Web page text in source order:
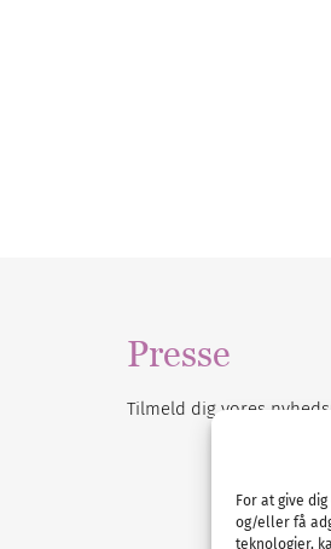
For at give
og/eller få
teknologier,
Presse
Tilmeld dig vores